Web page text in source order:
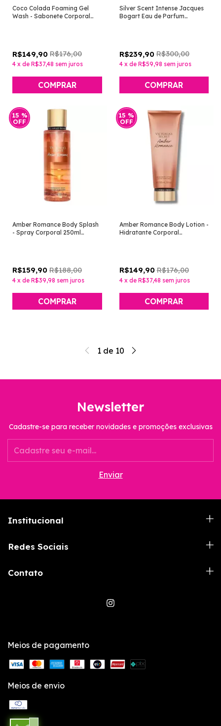
Coco Colada Foaming Gel
Wash - Sabonete Corporal
R$149,90 R$176,00
4 x de R$37,48 sem juros
Silver Scent Intense Jacques
Bogart Eau de Parfum
R$239,90 R$300,00
4 x de R$59,98 sem juros
15 %
OFF
Amber Romance Body Splash
- Spray Corporal 250ml
R$159,90 R$188,00
4 x de R$39,98 sem juros
15 %
OFF
Amber Romance Body Lotion -
Hidratante Corporal
R$149,90 R$176,00
4 x de R$37,48 sem juros
1 de 10
Newsletter
Cadastre-se para receber novidades e promoções exclusivas
Institucional
Redes Sociais
Contato
Meios de pagamento
Meios de envio